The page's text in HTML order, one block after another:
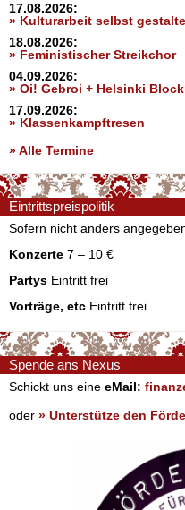
17.08.2026:
» Kulturarbeit selbst
18.08.2026:
» Feministischer Streikchor
04.09.2026:
» Oi! Gebroi + Helsinki
17.09.2026:
» Klassenkampftresen
» Alle Termine
Eintrittspreispolitik
Sofern nicht anders
Konzerte 7 – 10 €
Partys Eintritt frei
Vorträge, etc Eintritt frei
Spende ans Nexus
Schickt uns eine eMail:
oder » Unterstütze den